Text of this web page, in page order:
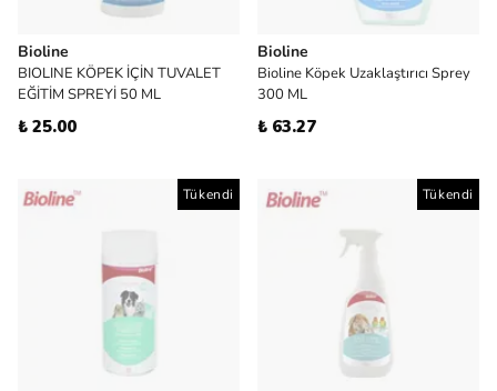
Bioline
BIOLINE KÖPEK İÇİN TUVALET
EĞİTİM SPREYİ 50 ML
₺ 25.00
Bioline
Bioline Köpek Uzaklaştırıcı Sprey
300 ML
₺ 63.27
Tükendi Tükendi